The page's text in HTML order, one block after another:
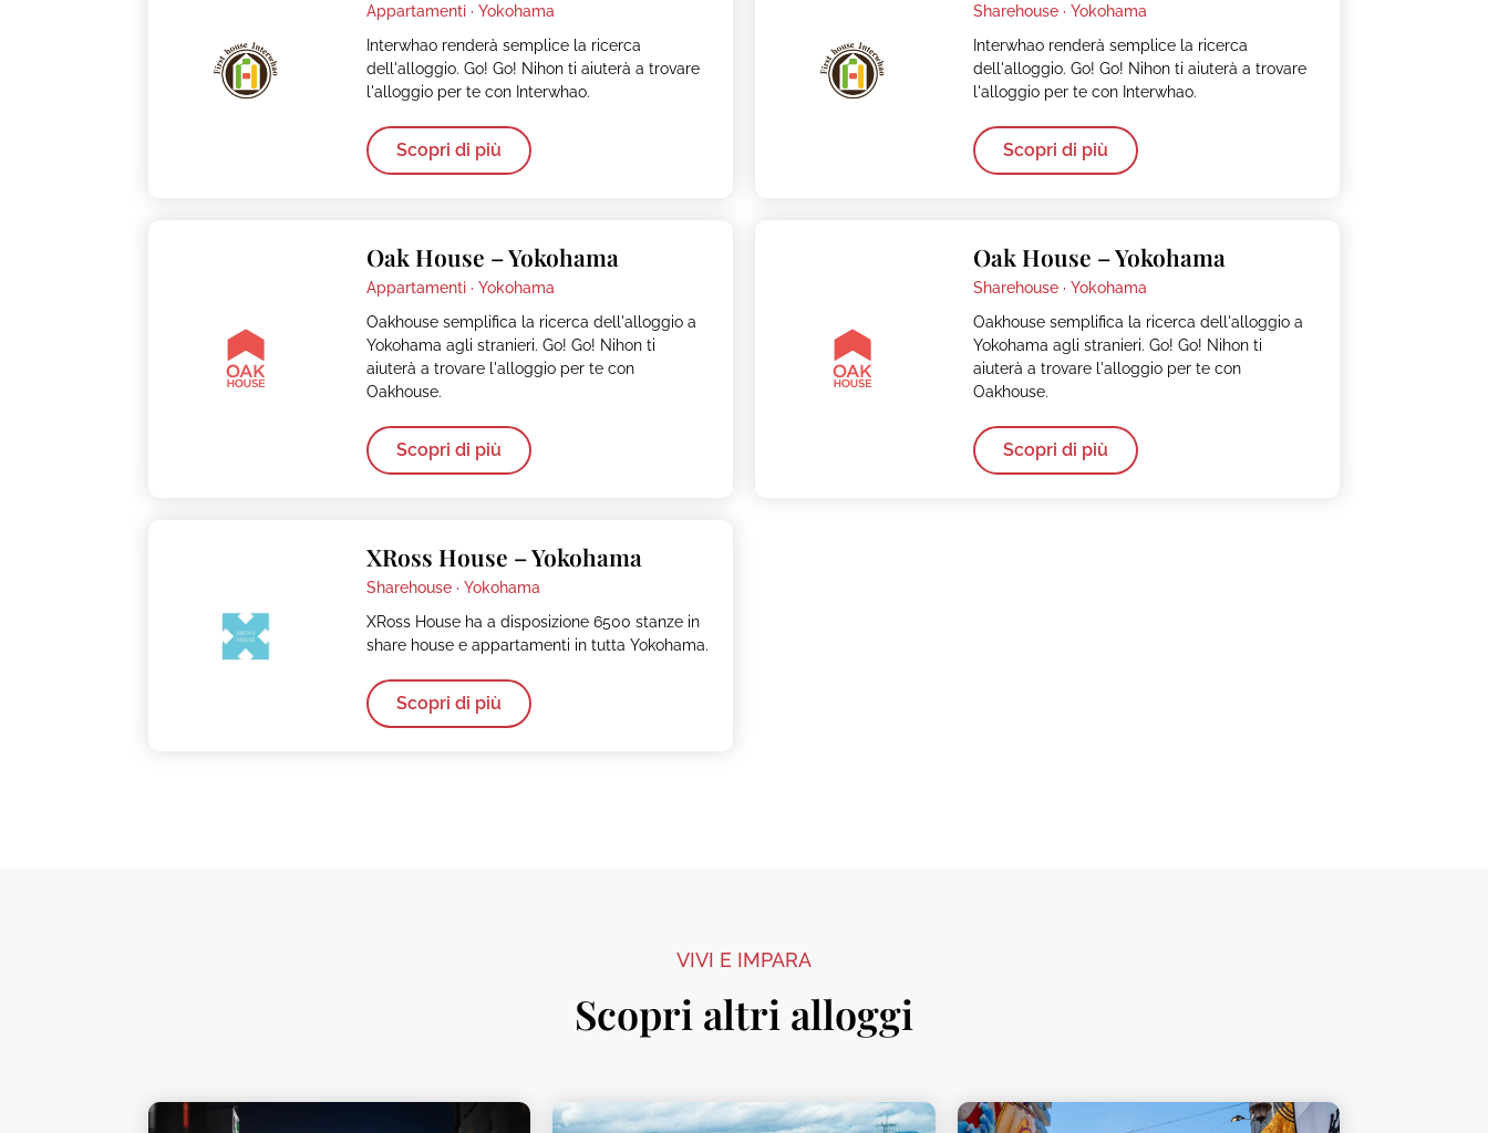
Appartamenti · Yokohama
Interwhao renderà semplice la ricerca
dell'alloggio. Go! Go! Nihon ti aiuterà a trovare
l'alloggio per te con Interwhao.
Scopri di più
Sharehouse · Yokohama
Interwhao renderà semplice la ricerca
dell'alloggio. Go! Go! Nihon ti aiuterà a trovare
l'alloggio per te con Interwhao.
Scopri di più
Oak House – Yokohama
Appartamenti · Yokohama
Oakhouse semplifica la ricerca dell'alloggio a
Yokohama agli stranieri. Go! Go! Nihon ti
aiuterà a trovare l'alloggio per te con
Oakhouse.
Scopri di più
Oak House – Yokohama
Sharehouse · Yokohama
Oakhouse semplifica la ricerca dell'alloggio a
Yokohama agli stranieri. Go! Go! Nihon ti
aiuterà a trovare l'alloggio per te con
Oakhouse.
Scopri di più
XRoss House – Yokohama
Sharehouse · Yokohama
XRoss House ha a disposizione 6500 stanze in
share house e appartamenti in tutta Yokohama.
Scopri di più
VIVI E IMPARA
Scopri altri alloggi